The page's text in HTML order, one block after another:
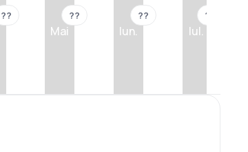
??
Mai
??
Iun.
??
Iul.
??